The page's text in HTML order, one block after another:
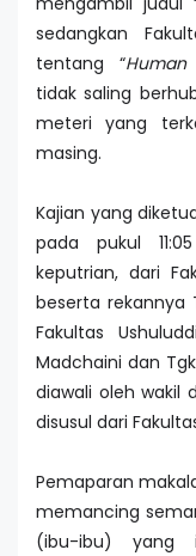
sedangkan
tentang “Human
tidak saling
meteri yang
masing.
Kajian yang
pada pukul
keputrian, dari
beserta rekannya
Fakultas
Madchaini dan
diawali oleh wakil
disusul dari
Pemaparan
memancing
(ibu-ibu) yang